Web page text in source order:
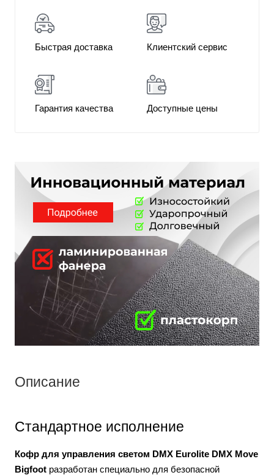
Быстрая доставка Клиентский сервис
Гарантия качества Доступные цены
Описание
Стандартное исполнение
Кофр для управления светом DMX Eurolite DMX Move
Bigfoot разработан специально для безопасной